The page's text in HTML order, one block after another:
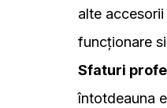
alte
funcționare
Sfaturi
întotdeauna